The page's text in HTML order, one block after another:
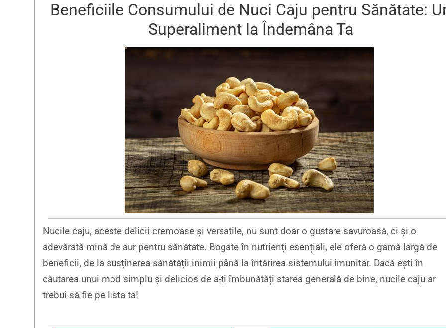
Beneficiile Consumului de Nuci Caju pentru Sănătate:
Superaliment la Îndemâna Ta
Nucile caju, aceste delicii cremoase și versatile, nu sunt doar o gustare savuroasă, ci și o
adevărată mină de aur pentru sănătate. Bogate în nutrienți esențiali, ele oferă o gamă largă de
beneficii, de la susținerea sănătății inimii până la întărirea sistemului imunitar. Dacă ești în
căutarea unui mod simplu și delicios de a-ți îmbunătăți starea generală de bine, nucile caju ar
trebui să fie pe lista ta!